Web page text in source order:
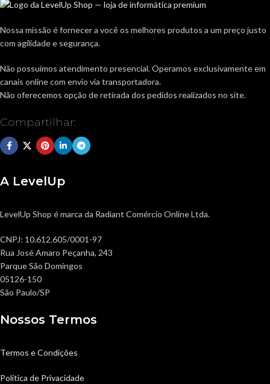
qualquer setup sem ocupar espaço
para sua tranquilidade
de 1 ano
Nossa missão é fornecer a você os melhores produtos a um preço justo
com agilidade e segurança.
Não possuímos atendimento presencial. Operamos exclusivamente em
canais online com envio via transportadora.
Não oferecemos opção de retirada dos pedidos realizados no site.
Compartilhar:
A LevelUp
LevelUp Shop é marca da Radiant Comércio Online Ltda.
CNPJ: 10.612.605/0001-97
Rua José Amaro Peçanha, 243
Parque São Domingos
05126-150
São Paulo/SP
Nossos Termos
Termos e Condições
Política de Privacidade